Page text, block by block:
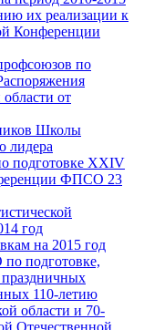
их реализации к
Конференции
по
от
Школы
лидера
подготовке XXIV
ФПСО 23
год
на 2015 год
подготовке,
110-летию
области и 70-
Отечественной